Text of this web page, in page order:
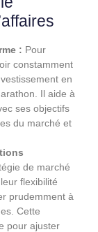
: Pour
constamment
en
Il aide à
ses objectifs
du marché et
de marché
flexibilité
prudemment à
Cette
pour ajuster